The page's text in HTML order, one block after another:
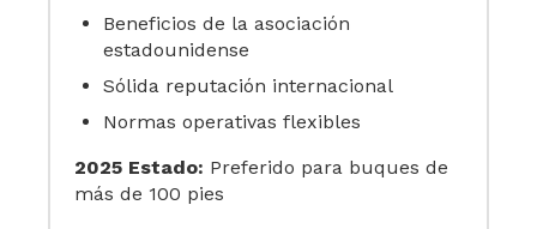
Beneficios de la asociación
estadounidense
Sólida reputación internacional
Normas operativas flexibles
2025 Estado: Preferido para buques de
más de 100 pies